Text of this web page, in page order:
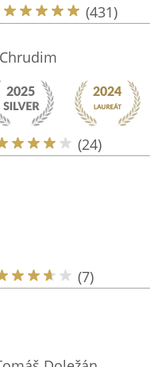
(431)
(24)
(7)